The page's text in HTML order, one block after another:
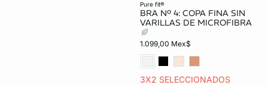
pure fit®
BRA Nº 4: COPA FINA SIN
VARILLAS DE MICROFIBRA
1.099,00 Mex$
3X2 SELECCIONADOS